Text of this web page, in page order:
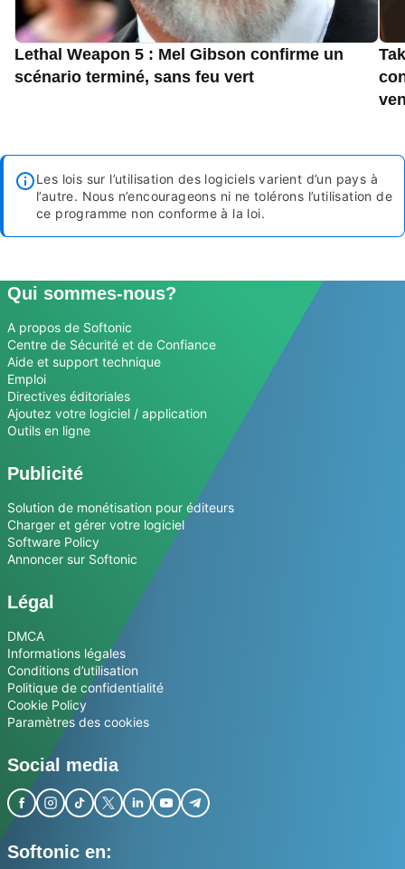
Lethal Weapon 5 : Mel Gibson confirme un
scénario terminé, sans feu vert
Les lois sur l’utilisation des logiciels varient d’un pays à
l’autre. Nous n’encourageons ni ne tolérons l’utilisation de
ce programme non conforme à la loi.
Qui sommes-nous?
A propos de Softonic
Centre de Sécurité et de Confiance
Aide et support technique
Emploi
Directives éditoriales
Ajoutez votre logiciel / application
Outils en ligne
Publicité
Solution de monétisation pour éditeurs
Charger et gérer votre logiciel
Software Policy
Annoncer sur Softonic
Légal
DMCA
Informations légales
Conditions d’utilisation
Politique de confidentialité
Cookie Policy
Paramètres des cookies
Social media
Softonic en: